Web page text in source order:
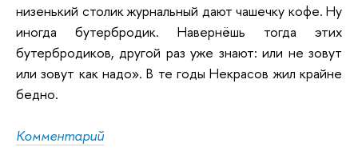
низенький столик журнальный дают чашечку кофе. Ну
иногда бутербродик. Навернёшь тогда этих
бутербродиков, другой раз уже знают: или не зовут
или зовут как надо». В те годы Некрасов жил крайне
бедно.
Комментарий